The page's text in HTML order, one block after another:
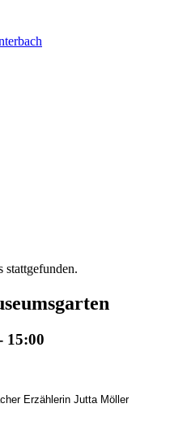
stattgefunden.
15:00
Erzählerin Jutta Möller